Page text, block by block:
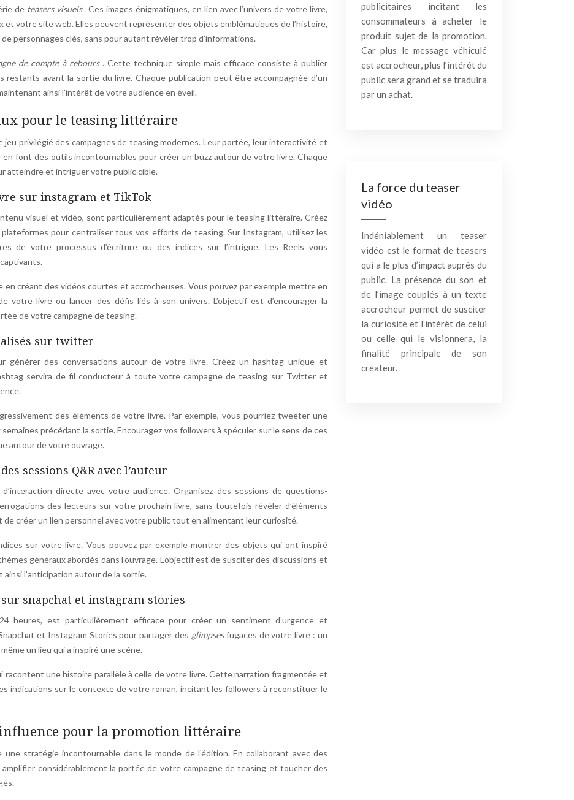
de teasers visuels. Ces images énigmatiques, en lien avec l’univers de votre livre,
votre site web. Elles peuvent représenter des objets emblématiques de l’histoire,
personnages clés, sans pour autant révéler trop d’informations.
de compte à rebours . Cette technique simple mais efficace consiste à publier
restants avant la sortie du livre. Chaque publication peut être accompagnée d’un
ainsi l’intérêt de votre audience en éveil.
pour le teasing littéraire
privilégié des campagnes de teasing modernes. Leur portée, leur interactivité et
font des outils incontournables pour créer un buzz autour de votre livre. Chaque
atteindre et intriguer votre public cible.
sur instagram et TikTok
visuel et vidéo, sont particulièrement adaptés pour le teasing littéraire. Créez
pour centraliser tous vos efforts de teasing. Sur Instagram, utilisez les
de votre processus d’écriture ou des indices sur l’intrigue. Les Reels vous
en créant des vidéos courtes et accrocheuses. Vous pouvez par exemple mettre en
votre livre ou lancer des défis liés à son univers. L’objectif est d’encourager la
de votre campagne de teasing.
sur twitter
générer des conversations autour de votre livre. Créez un hashtag unique et
servira de fil conducteur à toute votre campagne de teasing sur Twitter et
des éléments de votre livre. Par exemple, vous pourriez tweeter une
précédant la sortie. Encouragez vos followers à spéculer sur le sens de ces
autour de votre ouvrage.
sessions Q&R avec l’auteur
directe avec votre audience. Organisez des sessions de questions-
des lecteurs sur votre prochain livre, sans toutefois révéler d’éléments
créer un lien personnel avec votre public tout en alimentant leur curiosité.
sur votre livre. Vous pouvez par exemple montrer des objets qui ont inspiré
généraux abordés dans l’ouvrage. L’objectif est de susciter des discussions et
l’anticipation autour de la sortie.
snapchat et instagram stories
heures, est particulièrement efficace pour créer un sentiment d’urgence et
et Instagram Stories pour partager des glimpsesfugaces de votre livre : un
un lieu qui a inspiré une scène.
une histoire parallèle à celle de votre livre. Cette narration fragmentée et
indications sur le contexte de votre roman, incitant les followers à reconstituer le
pour la promotion littéraire
une stratégie incontournable dans le monde de l’édition. En collaborant avec des
considérablement la portée de votre campagne de teasing et toucher des
publicitaires incitant les
consommateurs à acheter le
produit sujet de la promotion.
Car plus le message véhiculé
est accrocheur, plus l’intérêt du
public sera grand et se traduira
par un achat.
La force du teaser
vidéo
Indéniablement un teaser
vidéo est le format de teasers
qui a le plus d’impact auprès du
public. La présence du son et
de l’image couplés à un texte
accrocheur permet de susciter
la curiosité et l’intérêt de celui
ou celle qui le visionnera, la
finalité principale de son
créateur.